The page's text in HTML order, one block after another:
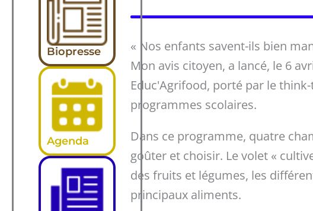
Biopresse
Agenda
« Nos enfants savent-ils bien
Mon avis citoyen, a lancé, le 6
Educ'Agrifood, porté par le
programmes scolaires.
Dans ce programme, quatre
goûter et choisir. Le volet «
des fruits et légumes, les
principaux aliments.